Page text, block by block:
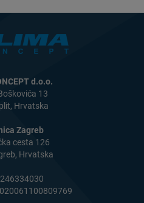
d.o.o.
13
Hrvatska
Zagreb
cesta 126
Hrvatska